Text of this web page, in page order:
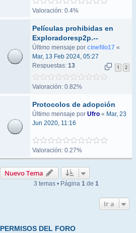
Valoración: 0.4%
Películas prohibidas en
Exploradoresp2p.--
Último mensaje por cinefilo17 «
Mar, 13 Feb 2024, 05:27
Respuestas: 13 1 2
Valoración: 0.82%
Protocolos de adopción
Último mensaje por Ufro « Mar, 23
Jun 2020, 11:16
Valoración: 0.27%
Nuevo Tema
3 temas • Página 1de 1
Ir a
PERMISOS DEL FORO